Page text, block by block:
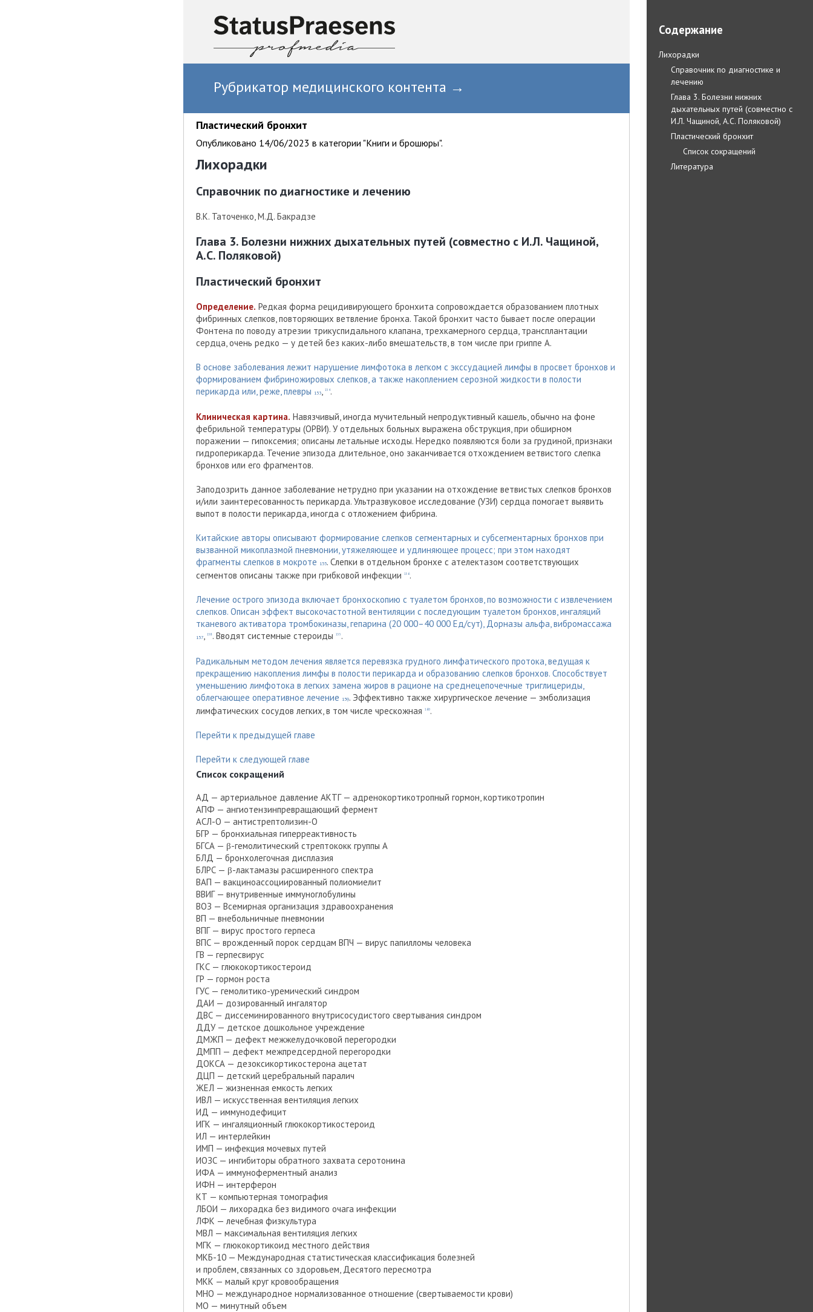
Рубрикатор медицинского контента →
Пластический бронхит
Опубликовано 14/06/2023 в категории "Книги и брошюры".
Содержание
Лихорадки
Справочник по диагностике и
лечению
Глава 3. Болезни нижних
дыхательных путей (совместно с
И.Л. Чащиной, А.С. Поляковой)
Пластический бронхит
Список сокращений
Литература
Лихорадки
Справочник по диагностике и лечению
В.К. Таточенко, М.Д. Бакрадзе
Глава 3. Болезни нижних дыхательных путей (совместно с И.Л. Чащиной,
А.С. Поляковой)
Пластический бронхит
Определение. Редкая форма рецидивирующего бронхита сопровождается образованием плотных
фибринных слепков, повторяющих ветвление бронха. Такой бронхит часто бывает после операции
Фонтена по поводу атрезии трикуспидального клапана, трехкамерного сердца, трансплантации
сердца, очень редко — у детей без каких-либо вмешательств, в том числе при гриппе А.
В основе заболевания лежит нарушение лимфотока в легком с экссудацией лимфы в просвет бронхов и
формированием фибриножировых слепков, а также накоплением серозной жидкости в полости
перикарда или, реже, плевры 153, 154.
Клиническая картина. Навязчивый, иногда мучительный непродуктивный кашель, обычно на фоне
фебрильной температуры (ОРВИ). У отдельных больных выражена обструкция, при обширном
поражении — гипоксемия; описаны летальные исходы. Нередко появляются боли за грудиной, признаки
гидроперикарда. Течение эпизода длительное, оно заканчивается отхождением ветвистого слепка
бронхов или его фрагментов.
Заподозрить данное заболевание нетрудно при указании на отхождение ветвистых слепков бронхов
и/или заинтересованность перикарда. Ультразвуковое исследование (УЗИ) сердца помогает выявить
выпот в полости перикарда, иногда с отложением фибрина.
Китайские авторы описывают формирование слепков сегментарных и субсегментарных бронхов при
вызванной микоплазмой пневмонии, утяжеляющее и удлиняющее процесс; при этом находят
фрагменты слепков в мокроте 155. Слепки в отдельном бронхе с ателектазом соответствующих
сегментов описаны также при грибковой инфекции
156.
Лечение острого эпизода включает бронхоскопию с туалетом бронхов, по возможности с извлечением
слепков. Описан эффект высокочастотной вентиляции с последующим туалетом бронхов, ингаляций
тканевого активатора тромбокиназы, гепарина (20 000–40 000 Ед/сут), Дорназы альфа, вибромассажа
157, 158. Вводят системные стероиды 155 .
Радикальным методом лечения является перевязка грудного лимфатического протока, ведущая к
прекращению накопления лимфы в полости перикарда и образованию слепков бронхов. Способствует
уменьшению лимфотока в легких замена жиров в рационе на среднецепочечные триглицериды,
облегчающее оперативное лечение 159. Эффективно также хирургическое лечение — эмболизация
лимфатических сосудов легких, в том числе чрескожная
160.
Перейти к предыдущей главе
Перейти к следующей главе
Список сокращений
АД — артериальное давление АКТГ — адренокортикотропный гормон, кортикотропин
АПФ — ангиотензинпревращающий фермент
АСЛ-О — антистрептолизин-О
БГР — бронхиальная гиперреактивность
БГСА — β-гемолитический стрептококк группы А
БЛД — бронхолегочная дисплазия
БЛРС — β-лактамазы расширенного спектра
ВАП — вакциноассоциированный полиомиелит
ВВИГ — внутривенные иммуноглобулины
ВОЗ — Всемирная организация здравоохранения
ВП — внебольничные пневмонии
ВПГ — вирус простого герпеса
ВПС — врожденный порок сердцам ВПЧ — вирус папилломы человека
ГВ — герпесвирус
ГКС — глюкокортикостероид
ГР — гормон роста
ГУС — гемолитико-уремический синдром
ДАИ — дозированный ингалятор
ДВС — диссеминированного внутрисосудистого свертывания синдром
ДДУ — детское дошкольное учреждение
ДМЖП — дефект межжелудочковой перегородки
ДМПП — дефект межпредсердной перегородки
ДОКСА — дезоксикортикостерона ацетат
ДЦП — детский церебральный паралич
ЖЕЛ — жизненная емкость легких
ИВЛ — искусственная вентиляция легких
ИД — иммунодефицит
ИГК — ингаляционный глюкокортикостероид
ИЛ — интерлейкин
ИМП — инфекция мочевых путей
ИОЗС — ингибиторы обратного захвата серотонина
ИФА — иммуноферментный анализ
ИФН — интерферон
КТ — компьютерная томография
ЛБОИ — лихорадка без видимого очага инфекции
ЛФК — лечебная физкультура
МВЛ — максимальная вентиляция легких
МГК — глюкокортикоид местного действия
МКБ-10 — Международная статистическая классификация болезней
и проблем, связанных со здоровьем, Десятого пересмотра
МКК — малый круг кровообращения
МНО — международное нормализованное отношение (свертываемости крови)
МО — минутный объем